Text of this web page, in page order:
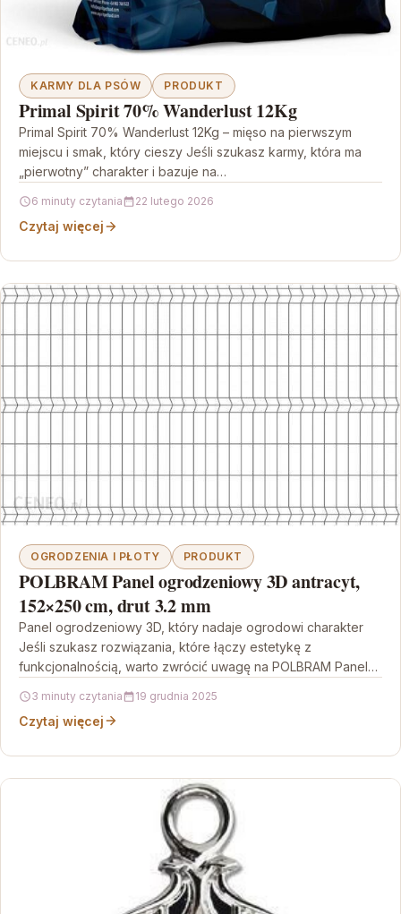
KARMY DLA PSÓW PRODUKT
Primal Spirit 70% Wanderlust 12Kg
Primal Spirit 70% Wanderlust 12Kg – mięso na pierwszym
miejscu i smak, który cieszy Jeśli szukasz karmy, która ma
„pierwotny” charakter i bazuje na…
6 minuty czytania 22 lutego 2026
Czytaj więcej
OGRODZENIA I PŁOTY PRODUKT
POLBRAM Panel ogrodzeniowy 3D antracyt,
152×250 cm, drut 3.2 mm
Panel ogrodzeniowy 3D, który nadaje ogrodowi charakter
Jeśli szukasz rozwiązania, które łączy estetykę z
funkcjonalnością, warto zwrócić uwagę na POLBRAM Panel
3 minuty czytania 19 grudnia 2025
Czytaj więcej